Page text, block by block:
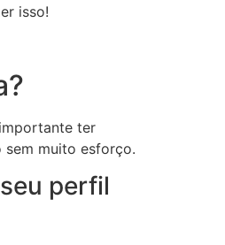
isso!
ter
sem muito esforço.
perfil